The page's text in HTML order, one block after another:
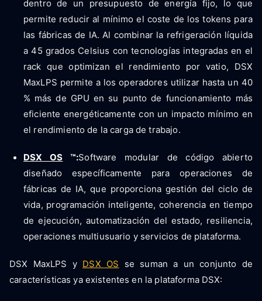
dentro de un presupuesto de energía fijo, lo que
permite reducir al mínimo el coste de los tokens para
las fábricas de IA. Al combinar la refrigeración líquida
a 45 grados Celsius con tecnologías integradas en el
rack que optimizan el rendimiento por vatio, DSX
MaxLPS permite a los operadores utilizar hasta un 40
% más de GPU en su punto de funcionamiento más
eficiente energéticamente con un impacto mínimo en
el rendimiento de la carga de trabajo.
DSX OS ™:Software modular de código abierto
diseñado específicamente para operaciones de
fábricas de IA, que proporciona gestión del ciclo de
vida, programación inteligente, coherencia en tiempo
de ejecución, automatización del estado, resiliencia,
operaciones multiusuario y servicios de plataforma.
DSX MaxLPS y DSX OS se suman a un conjunto de
características ya existentes en la plataforma DSX: